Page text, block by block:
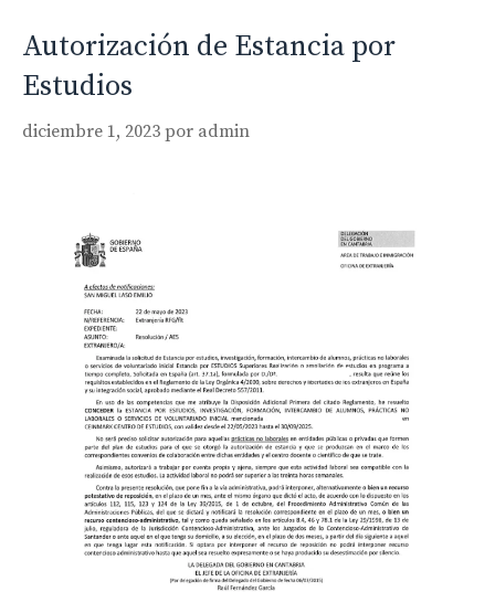
Autorización de Estancia por
Estudios
diciembre 1, 2023 por admin